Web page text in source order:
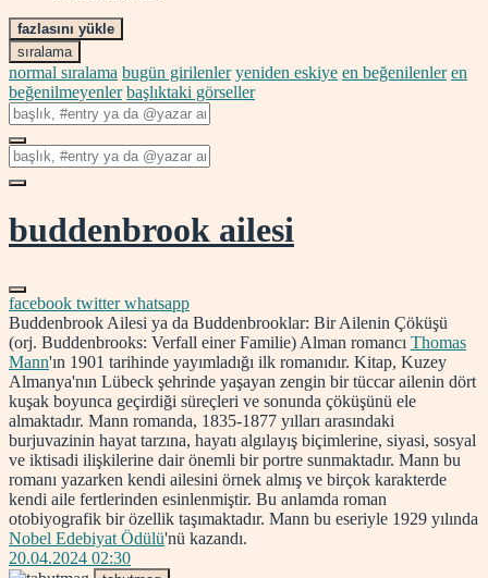
fazlasını yükle
sıralama
normal sıralama bugün girilenler yeniden eskiye en beğenilenler en
beğenilmeyenler başlıktaki görseller
buddenbrook ailesi
facebook twitterwhatsapp
Buddenbrook Ailesi ya da Buddenbrooklar: Bir Ailenin Çöküşü
(orj. Buddenbrooks: Verfall einer Familie) Alman romancı Thomas
Mann'ın 1901 tarihinde yayımladığı ilk romanıdır. Kitap, Kuzey
Almanya'nın Lübeck şehrinde yaşayan zengin bir tüccar ailenin dört
kuşak boyunca geçirdiği süreçleri ve sonunda çöküşünü ele
almaktadır. Mann romanda, 1835-1877 yılları arasındaki
burjuvazinin hayat tarzına, hayatı algılayış biçimlerine, siyasi, sosyal
ve iktisadi ilişkilerine dair önemli bir portre sunmaktadır. Mann bu
romanı yazarken kendi ailesini örnek almış ve birçok karakterde
kendi aile fertlerinden esinlenmiştir. Bu anlamda roman
otobiyografik bir özellik taşımaktadır. Mann bu eseriyle 1929 yılında
Nobel Edebiyat Ödülü'nü kazandı.
20.04.2024 02:30